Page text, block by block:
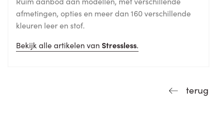
afmetingen, opties en meer dan 160 verschillende
kleuren leer en stof.
Bekijk alle artikelen van Stressless.
terug